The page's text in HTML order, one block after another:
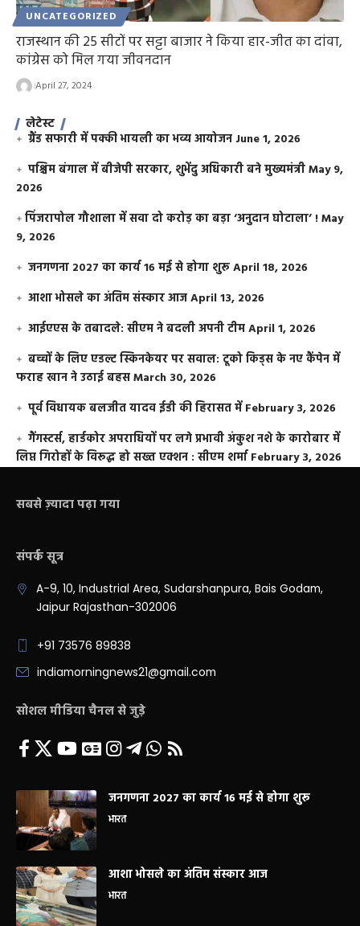
UNCATEGORIZED
राजस्थान की 25 सीटों पर सट्टा बाजार ने किया हार-जीत का दांवा,
कांग्रेस को मिल गया जीवनदान
April 27, 2024
लेटेस्ट
ग्रैंड सफारी में पक्की भायली का भव्य आयोजन June 1, 2026
पश्चिम बंगाल में बीजेपी सरकार, शुभेंदु अधिकारी बने मुख्यमंत्रीMay 9,
2026
​पिंजरापोल गौशाला में सवा दो करोड़ का बड़ा ‘अनुदान घोटाला’ !May
9, 2026
जनगणना 2027 का कार्य 16 मई से होगा शुरूApril 18, 2026
आशा भोसले का अंतिम संस्कार आजApril 13, 2026
आईएएस के तबादले: सीएम ने बदली अपनी टीमApril 1, 2026
बच्चों के लिए एडल्ट स्किनकेयर पर सवाल: टूको किड्स के नए कैंपेन में
फराह खान ने उठाई बहसMarch 30, 2026
पूर्व विधायक बलजीत यादव ईडी की हिरासत में February 3, 2026
गैंगस्टर्स, हार्डकोर अपराधियों पर लगे प्रभावी अंकुश नशे के कारोबार में
लिप्त गिरोहों के विरूद्ध हो सख्त एक्शन : सीएम शर्मा February 3, 2026
सबसे ज़्यादा पढ़ा गया
संपर्क सूत्र
A-9, 10, Industrial Area, Sudarshanpura, Bais Godam,
Jaipur Rajasthan-302006
+91 73576 89838
indiamorningnews21@gmail.com
सोशल मीडिया चैनल से जुड़े
जनगणना 2027 का कार्य 16 मई से होगा शुरू
भारत
आशा भोसले का अंतिम संस्कार आज
भारत